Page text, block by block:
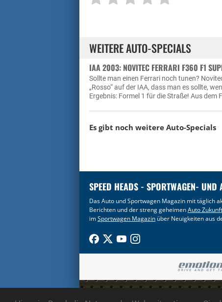
WEITERE AUTO-SPECIALS
IAA 2003: NOVITEC FERRARI F360 F1
Sollte man einen Ferrari noch tunen?
„Rosso“ auf der IAA, dass man es sollte,
Ergebnis: Formel 1 für die Straße! Aus dem
Es gibt noch weitere Auto-Specials
SPEED HEADS - SPORTWAGEN- UND
Das Auto und Sportwagen Magazin mit täglich
Berichten und der streng geheimenAuto Zukunft
imSportwagen Magazin über Neuigkeiten aus